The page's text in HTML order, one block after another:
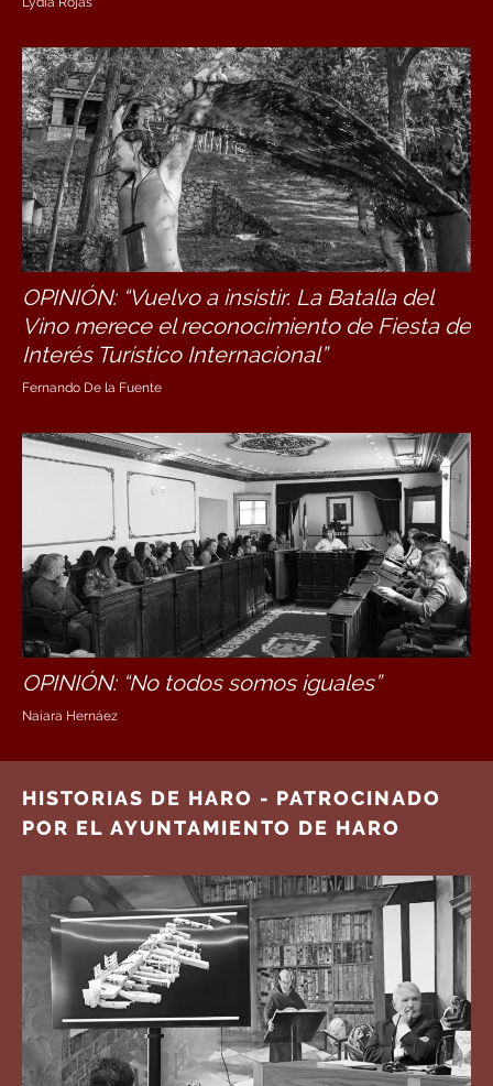
OPINIÓN: “Vuelvo a insistir. La Batalla del
Vino merece el reconocimiento de Fiesta de
Interés Turístico Internacional”
Fernando De la Fuente
OPINIÓN: “No todos somos iguales”
Naiara Hernáez
HISTORIAS DE HARO - PATROCINADO
POR EL AYUNTAMIENTO DE HARO